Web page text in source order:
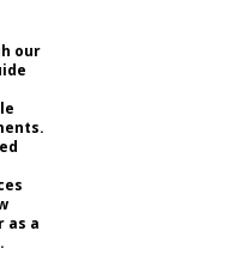
our
as a